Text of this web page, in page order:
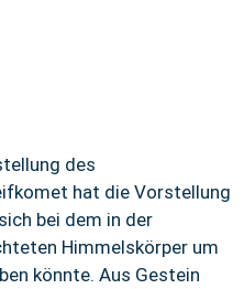
des
hat die Vorstellung
bei dem in der
Himmelskörper um
könnte. Aus Gestein